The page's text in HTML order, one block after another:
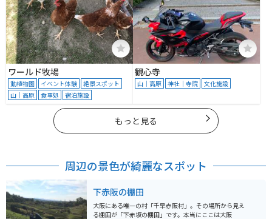
ワールド牧場
動植物園 イベント体験
絶景スポット
山｜高原
食事処 宿泊施設
観心寺
山｜高原 神社｜寺院 文化施設
もっと見る
周辺の景色が綺麗なスポット
下赤阪の棚田
大阪にある唯一の村「千早赤阪村」。その場所から見え
る棚田が「下赤坂の棚田」です。本当にここは大阪